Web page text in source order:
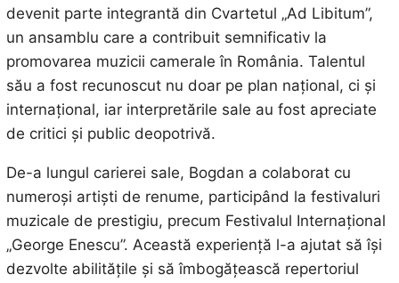
devenit parte integrantă din Cvartetul „Ad Libitum”,
un ansamblu care a contribuit semnificativ la
promovarea muzicii camerale în România. Talentul
său a fost recunoscut nu doar pe plan național, ci și
internațional, iar interpretările sale au fost apreciate
de critici și public deopotrivă.
De-a lungul carierei sale, Bogdan a colaborat cu
numeroși artiști de renume, participând la festivaluri
muzicale de prestigiu, precum Festivalul Internațional
„George Enescu”. Această experiență l-a ajutat să își
dezvolte abilitățile și să îmbogățească repertoriul